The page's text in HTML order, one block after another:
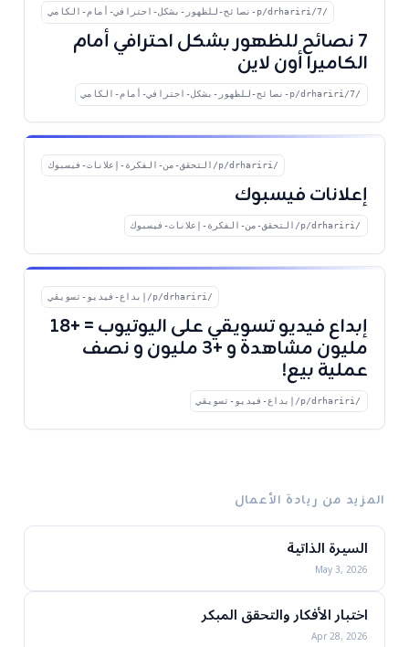
/p/drhariri/7-نصائح-للظهور-بشكل-احترافي-أمام-الكامي
7 نصائح للظهور بشكل احترافي أمام
الكاميرا أون لاين
/p/drhariri/7-نصائح-للظهور-بشكل-احترافي-أمام-الكامي
/p/drhariri/التحقق-من-الفكرة-إعلانات-فيسبوك
إعلانات فيسبوك
/p/drhariri/التحقق-من-الفكرة-إعلانات-فيسبوك
/p/drhariri/إبداع-فيديو-تسويقي
إبداع فيديو تسويقي على اليوتيوب = +١٨
مليون مشاهدة و +٣ مليون و نصف
عملية بيع!
/p/drhariri/إبداع-فيديو-تسويقي
المزيد من ريادة الأعمال
السيرة الذاتية
May 3, 2026
اختبار الأفكار والتحقق المبكر
Apr 28, 2026